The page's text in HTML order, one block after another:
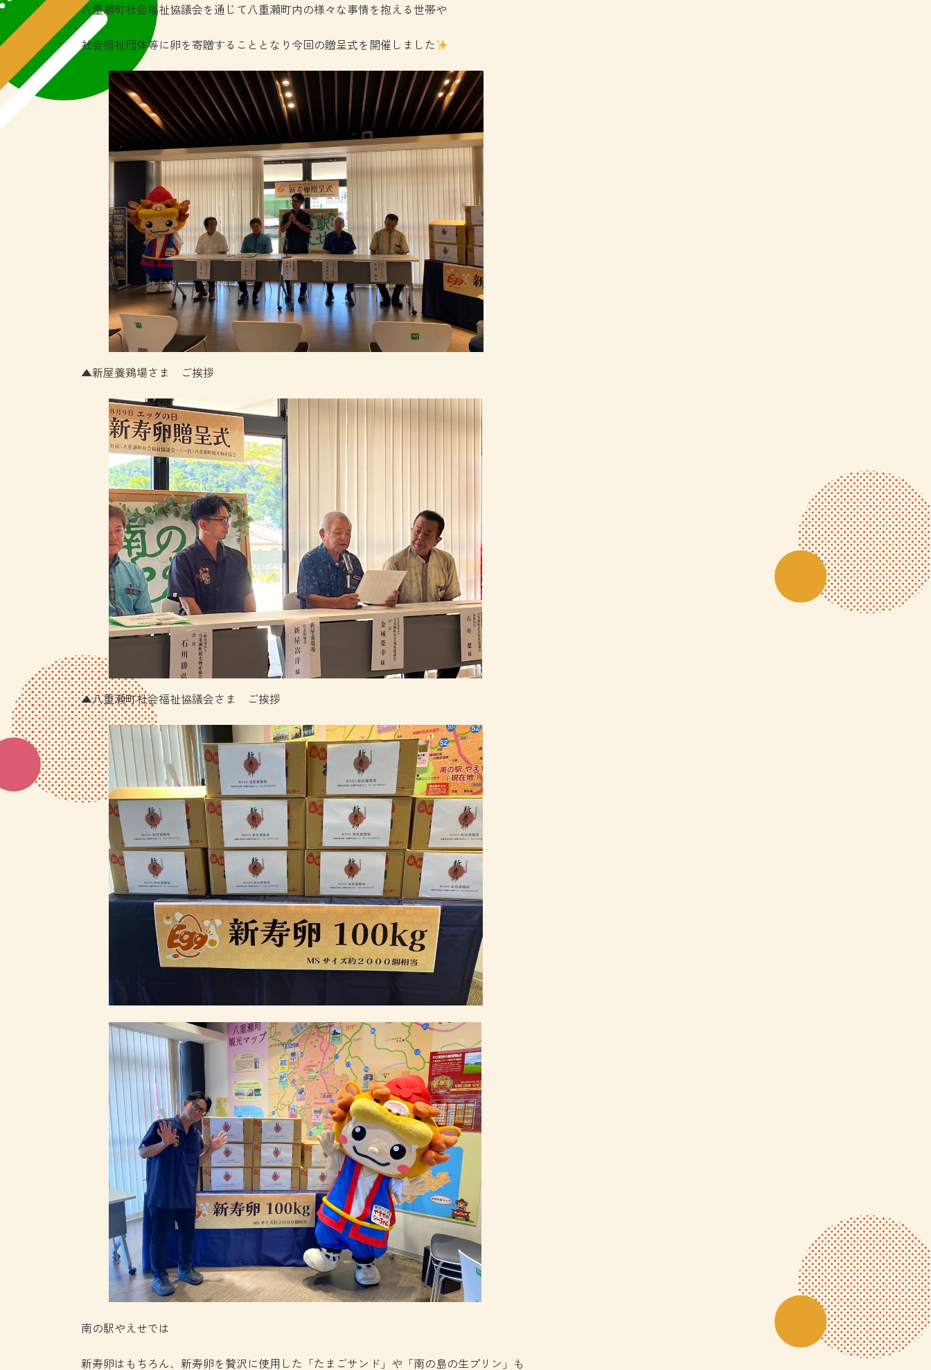
八重瀬町社会福祉協議会を通じて八重瀬町内の様々な事情を抱える世帯や
社会福祉団体等に卵を寄贈することとなり今回の贈呈式を開催しました
▲新屋養鶏場さま ご挨拶
▲八重瀬町社会福祉協議会さま ご挨拶
南の駅やえせでは
新寿卵はもちろん、新寿卵を贅沢に使用した「たまごサンド」や「南の島の生プリン」も